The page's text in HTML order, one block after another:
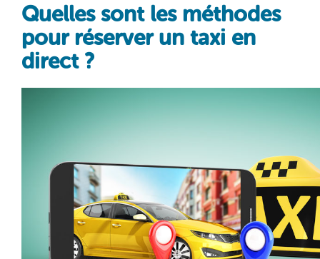
Quelles sont les méthodes
pour réserver un taxi en
direct ?